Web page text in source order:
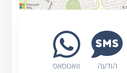
הודעה וואטסאפ